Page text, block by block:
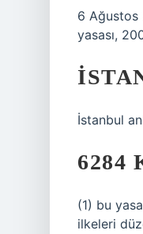
6 Ağustos
yasası,
İstanbul
6284
(1) bu
ilkeleri